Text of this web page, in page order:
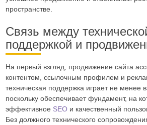
пространстве.
Связь между
поддержкой и
На первый взгляд, продвижение сайта
контентом, ссылочным профилем и
техническая поддержка играет не менее
поскольку обеспечивает фундамент, на
эффективное SEOи качественный
Без должного технического